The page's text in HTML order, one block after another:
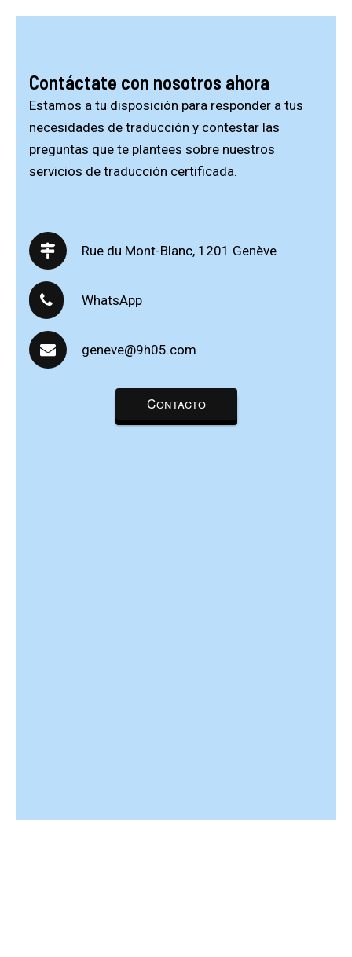
Contáctate con nosotros ahora
Estamos a tu disposición para responder a tus
necesidades de traducción y contestar las
preguntas que te plantees sobre nuestros
servicios de traducción certificada.
Rue du Mont-Blanc, 1201 Genève
WhatsApp
geneve@9h05.com
Contacto